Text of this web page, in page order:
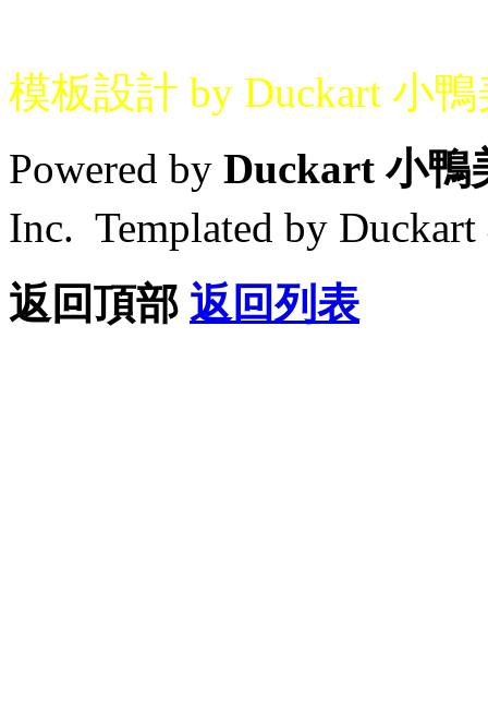
模板設計 by Duckart 小
Powered by Duckart 小鴨
Inc. Templated by
返回頂部 返回列表